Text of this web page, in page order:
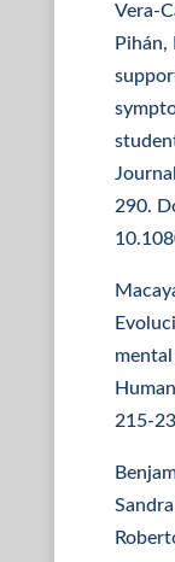
Vera-
Pihán,
290.
215-